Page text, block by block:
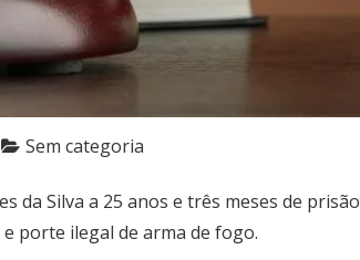
Sem categoria
da Silva a 25 anos e três meses de prisão
porte ilegal de arma de fogo.